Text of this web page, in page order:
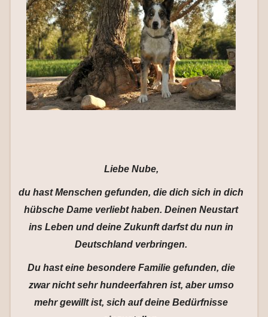
Liebe Nube,
du hast Menschen gefunden, die dich sich in dich
hübsche Dame verliebt haben. Deinen Neustart
ins Leben und deine Zukunft darfst du nun in
Deutschland verbringen.
Du hast eine besondere Familie gefunden, die
zwar nicht sehr hundeerfahren ist, aber umso
mehr gewillt ist, sich auf deine Bedürfnisse